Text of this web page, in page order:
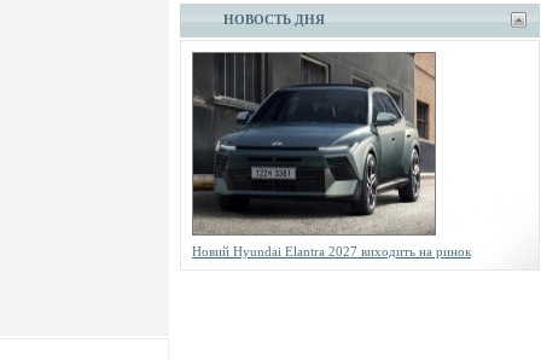
НОВОСТЬ ДНЯ
Новий Hyundai Elantra 2027 виходить на ринок